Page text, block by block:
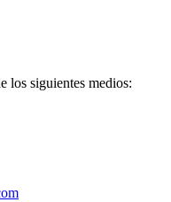
los siguientes medios: